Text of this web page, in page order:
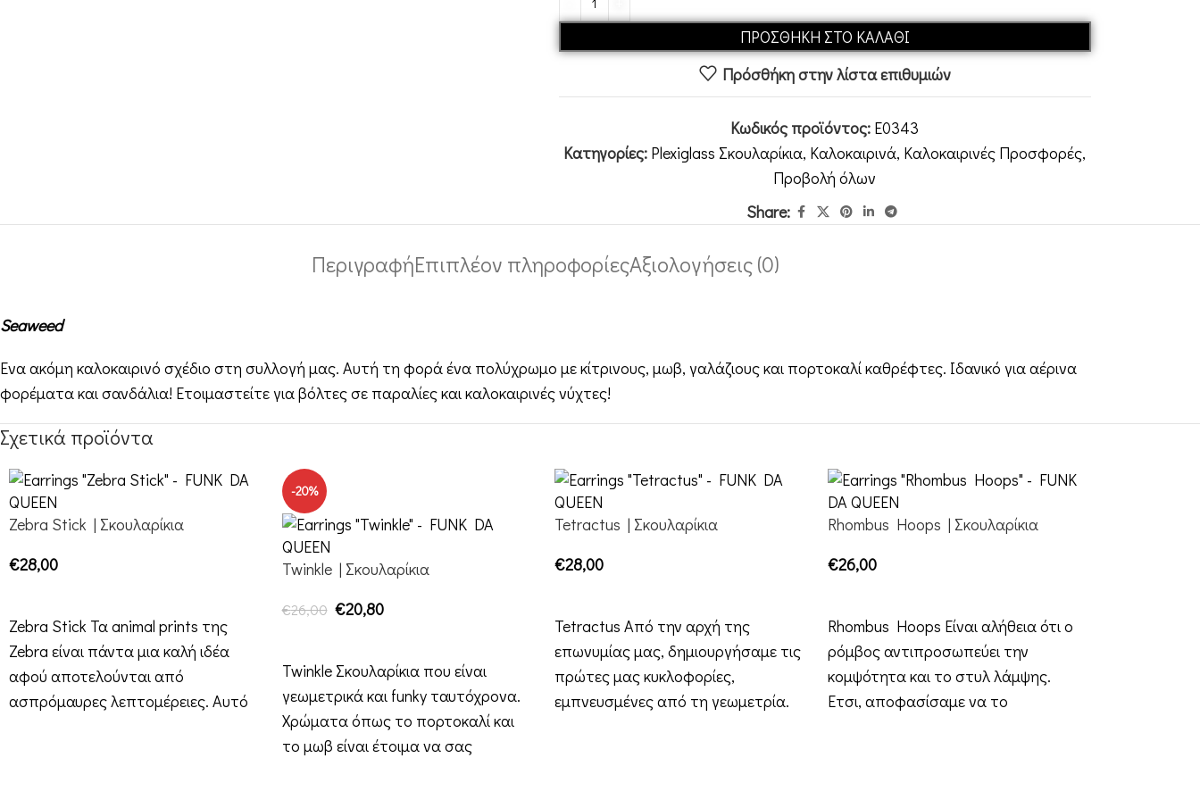
ΠΡΟΣΘΉΚΗ ΣΤΟ ΚΑΛΆΘΙ
Πρόσθήκη στην λίστα επιθυμιών
Κωδικός προϊόντος: E0343
Κατηγορίες: Plexiglass Σκουλαρίκια, Καλοκαιρινά, Καλοκαιρινές Προσφορές,
Προβολή όλων
Share:
ΠεριγραφήΕπιπλέον πληροφορίεςΑξιολογήσεις (0)
Seaweed
Ένα ακόμη καλοκαιρινό σχέδιο στη συλλογή μας. Αυτή τη φορά ένα πολύχρωμο με κίτρινους, μωβ, γαλάζιους και πορτοκαλί καθρέφτες. Ιδανικό για αέρινα
φορέματα και σανδάλια! Ετοιμαστείτε για βόλτες σε παραλίες και καλοκαιρινές νύχτες!
Σχετικά προϊόντα
Zebra Stick | Σκουλαρίκια
€28,00
Zebra Stick Τα animal prints της
Zebra είναι πάντα μια καλή ιδέα
αφού αποτελούνται από
ασπρόμαυρες λεπτομέρειες. Αυτό
-20%
Twinkle | Σκουλαρίκια
€26,00 €20,80
Twinkle Σκουλαρίκια που είναι
γεωμετρικά και funky ταυτόχρονα.
Χρώματα όπως το πορτοκαλί και
το μωβ είναι έτοιμα να σας
Tetractus | Σκουλαρίκια
€28,00
Tetractus Από την αρχή της
επωνυμίας μας, δημιουργήσαμε τις
πρώτες μας κυκλοφορίες,
εμπνευσμένες από τη γεωμετρία.
Rhombus Hoops | Σκουλαρίκια
€26,00
Rhombus Hoops Είναι αλήθεια ότι ο
ρόμβος αντιπροσωπεύει την
κομψότητα και το στυλ λάμψης.
Έτσι, αποφασίσαμε να το